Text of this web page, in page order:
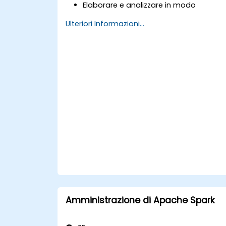
Elaborare e analizzare in modo
Apache Spark.
Ulteriori Informazioni...
Amministrazione di Apache Spark